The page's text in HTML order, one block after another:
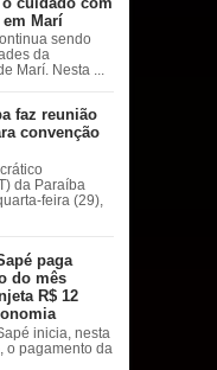
Marí
sendo
da
Marí. Nesta ...
faz reunião
convenção
da Paraíba
feira (29),
paga
do mês
R$ 12
inicia, nesta
o pagamento da